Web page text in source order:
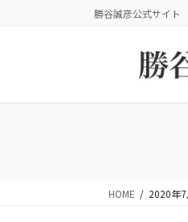
勝谷誠彦公式サイト
HOME 2020年